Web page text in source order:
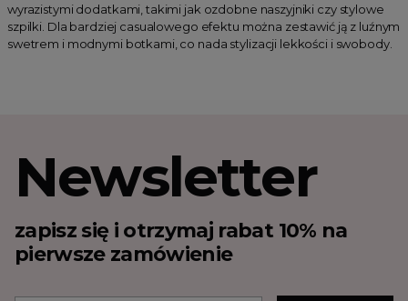
wyrazistymi dodatkami, takimi jak ozdobne naszyjniki czy stylowe
szpilki. Dla bardziej casualowego efektu można zestawić ją z luźnym
swetrem i modnymi botkami, co nada stylizacji lekkości i swobody.
Newsletter
zapisz się i otrzymaj rabat 10% na
pierwsze zamówienie